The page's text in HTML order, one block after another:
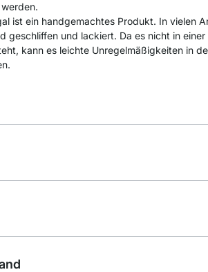
ist ein handgemachtes Produkt. In vielen
geschliffen und lackiert. Da es nicht in einer
kann es leichte Unregelmäßigkeiten in